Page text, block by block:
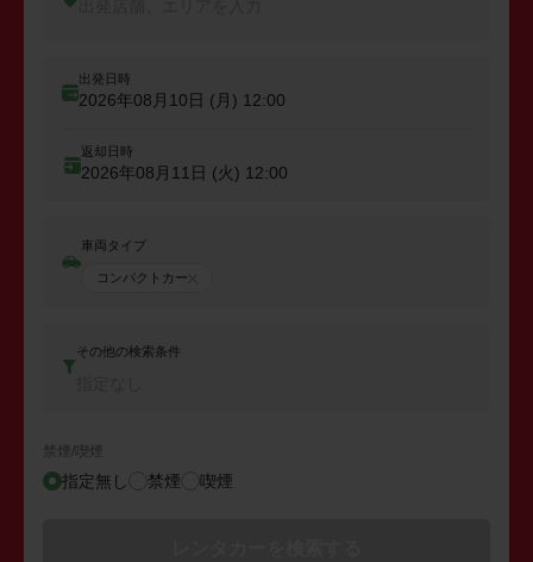
出発日時
2026年08月10日 (月) 12:00
返却日時
2026年08月11日 (火) 12:00
車両タイプ
コンパクトカー
その他の検索条件
禁煙/喫煙
指定無し 禁煙 喫煙